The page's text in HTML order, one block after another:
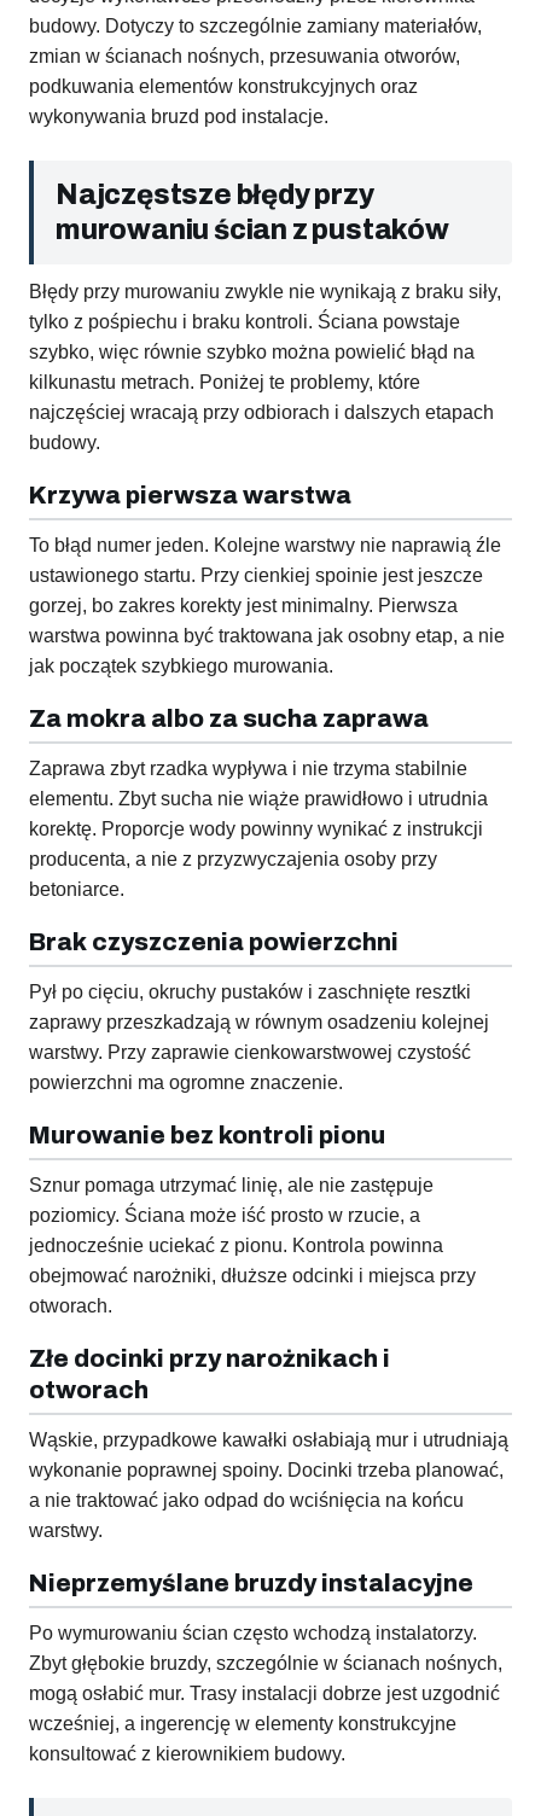
budowy. Dotyczy to szczególnie zamiany materiałów,
zmian w ścianach nośnych, przesuwania otworów,
podkuwania elementów konstrukcyjnych oraz
wykonywania bruzd pod instalacje.
Najczęstsze błędy przy
murowaniu ścian z pustaków
Błędy przy murowaniu zwykle nie wynikają z braku siły,
tylko z pośpiechu i braku kontroli. Ściana powstaje
szybko, więc równie szybko można powielić błąd na
kilkunastu metrach. Poniżej te problemy, które
najczęściej wracają przy odbiorach i dalszych etapach
budowy.
Krzywa pierwsza warstwa
To błąd numer jeden. Kolejne warstwy nie naprawią źle
ustawionego startu. Przy cienkiej spoinie jest jeszcze
gorzej, bo zakres korekty jest minimalny. Pierwsza
warstwa powinna być traktowana jak osobny etap, a nie
jak początek szybkiego murowania.
Za mokra albo za sucha zaprawa
Zaprawa zbyt rzadka wypływa i nie trzyma stabilnie
elementu. Zbyt sucha nie wiąże prawidłowo i utrudnia
korektę. Proporcje wody powinny wynikać z instrukcji
producenta, a nie z przyzwyczajenia osoby przy
betoniarce.
Brak czyszczenia powierzchni
Pył po cięciu, okruchy pustaków i zaschnięte resztki
zaprawy przeszkadzają w równym osadzeniu kolejnej
warstwy. Przy zaprawie cienkowarstwowej czystość
powierzchni ma ogromne znaczenie.
Murowanie bez kontroli pionu
Sznur pomaga utrzymać linię, ale nie zastępuje
poziomicy. Ściana może iść prosto w rzucie, a
jednocześnie uciekać z pionu. Kontrola powinna
obejmować narożniki, dłuższe odcinki i miejsca przy
otworach.
Złe docinki przy narożnikach i
otworach
Wąskie, przypadkowe kawałki osłabiają mur i utrudniają
wykonanie poprawnej spoiny. Docinki trzeba planować,
a nie traktować jako odpad do wciśnięcia na końcu
warstwy.
Nieprzemyślane bruzdy instalacyjne
Po wymurowaniu ścian często wchodzą instalatorzy.
Zbyt głębokie bruzdy, szczególnie w ścianach nośnych,
mogą osłabić mur. Trasy instalacji dobrze jest uzgodnić
wcześniej, a ingerencję w elementy konstrukcyjne
konsultować z kierownikiem budowy.